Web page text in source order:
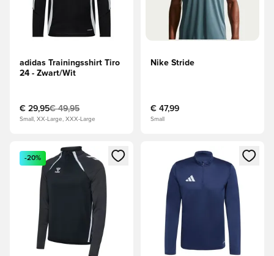
adidas Trainingsshirt Tiro
24 - Zwart/Wit
€ 29,95€ 49,95
Small, XX-Large, XXX-Large
Nike Stride
€ 47,99
Small
Opent een venster om in te loggen of je aan te melden als
-20%
Opent een venster om in te